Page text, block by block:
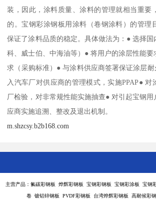
装，因此，涂料质量、涂料的管理就相当重要
的。宝钢彩涂钢板用涂料（卷钢涂料）的管理
保证了涂料品质的稳定。具体做法为：● 选择国
科、威士伯、中海油等）● 将用户的涂层性能
求（采购标准）● 与涂料供应商签署保证涂层耐
入汽车厂对供应商的管理模式，实施PPAP● 对
厂检验，对非常规性能实施抽查● 对引起宝钢
应商实施追溯、整改及退出机制。
m.shzcsy.b2b168.com
主营产品：氟碳彩钢板 烨辉彩钢板 宝钢彩钢板 宝钢彩涂板 宝钢
卷 镀铝锌钢板 PVDF彩钢板 台湾烨辉彩钢板 高耐候彩